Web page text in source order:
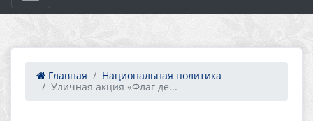
Главная
Национальная политика
Уличная акция «Флаг де...